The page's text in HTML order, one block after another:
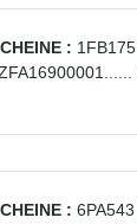
: 1FB175
: 6PA543